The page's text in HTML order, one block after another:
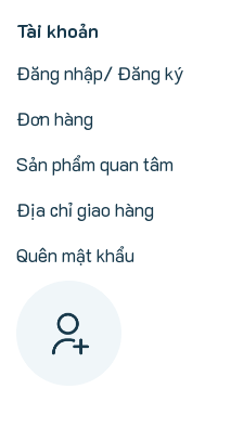
Tài khoản
Đăng nhập/ Đăng ký
Đơn hàng
Sản phẩm quan tâm
Địa chỉ giao hàng
Quên mật khẩu